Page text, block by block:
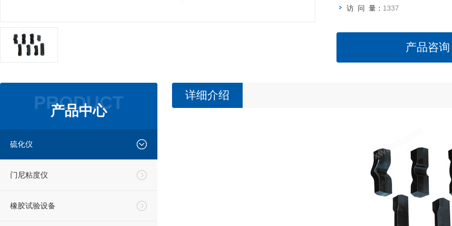
访 问 量： 1337
产品咨询
PRODUCT
产品中心
硫化仪
门尼粘度仪
橡胶试验设备
详细介绍